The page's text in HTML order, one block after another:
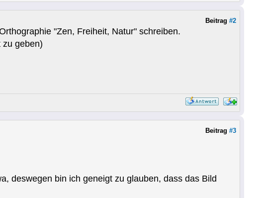
Beitrag #2
"Zen, Freiheit, Natur" schreiben.
geben)
Beitrag #3
deswegen bin ich geneigt zu glauben, dass das Bild